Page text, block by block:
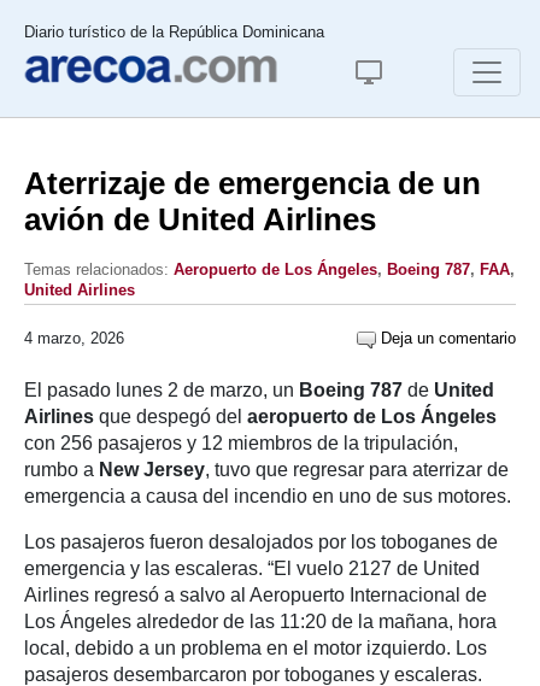
Diario turístico de la República Dominicana
Aterrizaje de emergencia de un
avión de United Airlines
Temas relacionados: Aeropuerto de Los Ángeles, Boeing 787, FAA,
United Airlines
4 marzo, 2026 Deja un comentario
El pasado lunes 2 de marzo, un Boeing 787 de United
Airlines que despegó del aeropuerto de Los Ángeles
con 256 pasajeros y 12 miembros de la tripulación,
rumbo a New Jersey, tuvo que regresar para aterrizar de
emergencia a causa del incendio en uno de sus motores.
Los pasajeros fueron desalojados por los toboganes de
emergencia y las escaleras. “El vuelo 2127 de United
Airlines regresó a salvo al Aeropuerto Internacional de
Los Ángeles alrededor de las 11:20 de la mañana, hora
local, debido a un problema en el motor izquierdo. Los
pasajeros desembarcaron por toboganes y escaleras.